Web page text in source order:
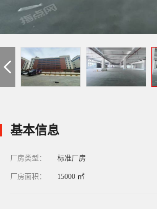
基本信息
厂房类型： 标准厂房
厂房面积： 15000 ㎡